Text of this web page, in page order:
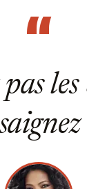
“